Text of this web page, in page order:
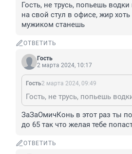
Гость, не трусь, попьешь
на свой стул в офисе, жир
мужиком станешь
ОТВЕТИТЬ
Гость
2 марта 2024, 10:17
Гость2 марта 2024, 09:49
ЗаЗаОмичКонь в этот раз ты
до 65 так что желая тебе
ОТВЕТИТЬ